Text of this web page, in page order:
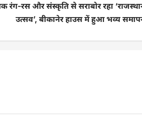
रंग-रस और संस्कृति से सराबोर रहा
उत्सव’, बीकानेर हाउस में हुआ भव्य